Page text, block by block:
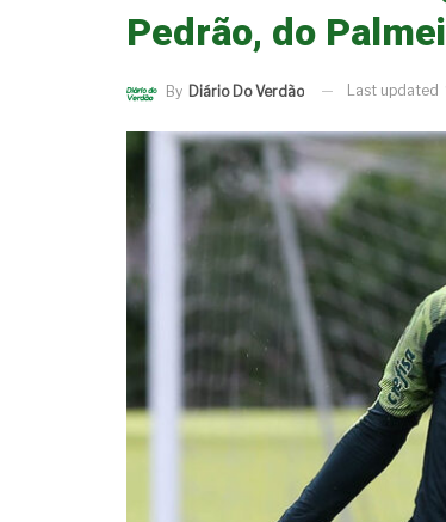
Pedrão, do
By Diário Do Verdão Last updated